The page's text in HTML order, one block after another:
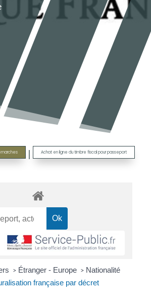
| Achat en ligne du timbre fiscal pour passeport
> Étranger - Europe > Nationalité
française par décret